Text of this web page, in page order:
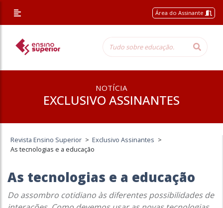
Área do Assinante
NOTÍCIA
EXCLUSIVO ASSINANTES
Revista Ensino Superior > Exclusivo Assinantes >
As tecnologias e a educação
As tecnologias e a educação
Do assombro cotidiano às diferentes possibilidades de